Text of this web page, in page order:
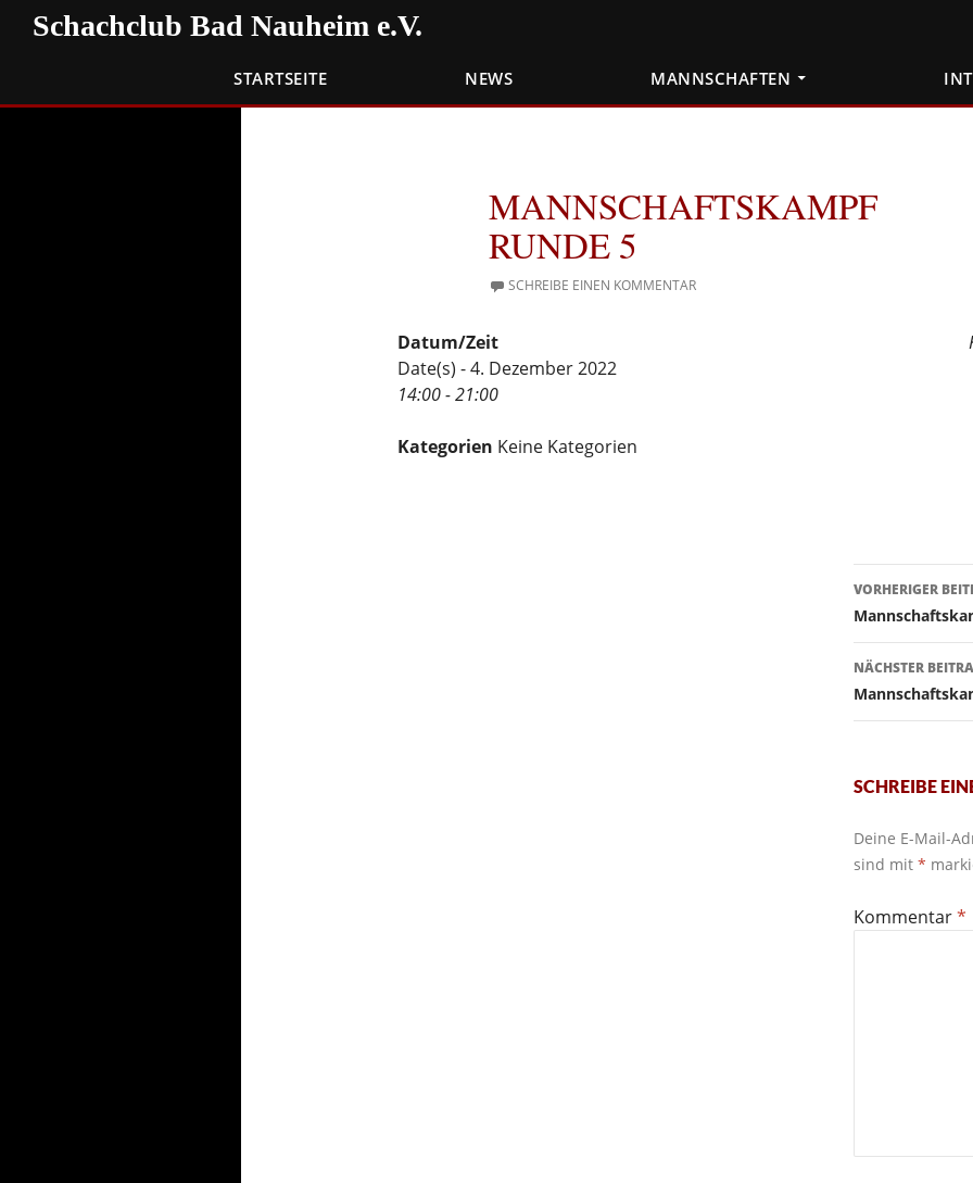
Zum
InhaltSchachclub Bad Nauheim e.V.
Suchen
STARTSEITE NEWS MANNSCHAFTEN
MANNSCHAFTSKAMPF
RUNDE 5
SCHREIBE EINEN KOMMENTAR
Datum/Zeit
Date(s) - 4. Dezember 2022
14:00 - 21:00
Kategorien Keine Kategorien
VORHERIGER
NÄCHSTER
SCHREIBE
Deine E-Mail-
sind mit *
Kommentar*